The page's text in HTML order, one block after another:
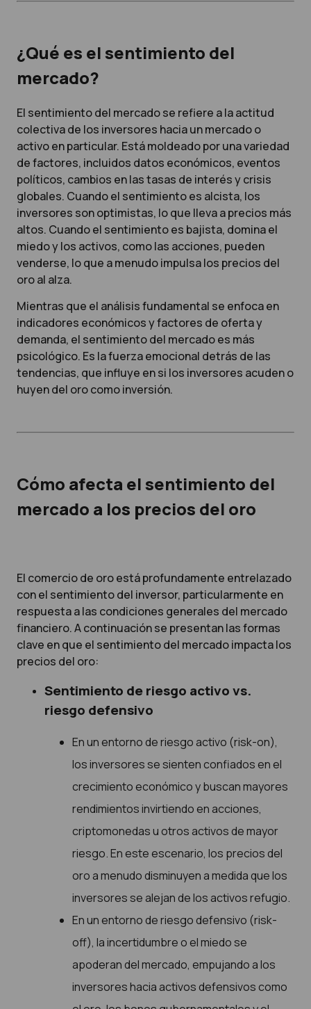
¿Qué es el sentimiento del
mercado?
El sentimiento del mercado se refiere a la actitud
colectiva de los inversores hacia un mercado o
activo en particular. Está moldeado por una variedad
de factores, incluidos datos económicos, eventos
políticos, cambios en las tasas de interés y crisis
globales. Cuando el sentimiento es alcista, los
inversores son optimistas, lo que lleva a precios más
altos. Cuando el sentimiento es bajista, domina el
miedo y los activos, como las acciones, pueden
venderse, lo que a menudo impulsa los precios del
oro al alza.
Mientras que el análisis fundamental se enfoca en
indicadores económicos y factores de oferta y
demanda, el sentimiento del mercado es más
psicológico. Es la fuerza emocional detrás de las
tendencias, que influye en si los inversores acuden o
huyen del oro como inversión.
Cómo afecta el sentimiento del
mercado a los precios del oro
El comercio de oro está profundamente entrelazado
con el sentimiento del inversor, particularmente en
respuesta a las condiciones generales del mercado
financiero. A continuación se presentan las formas
clave en que el sentimiento del mercado impacta los
precios del oro:
Sentimiento de riesgo activo vs.
riesgo defensivo
En un entorno de riesgo activo (risk-on),
los inversores se sienten confiados en el
crecimiento económico y buscan mayores
rendimientos invirtiendo en acciones,
criptomonedas u otros activos de mayor
riesgo. En este escenario, los precios del
oro a menudo disminuyen a medida que los
inversores se alejan de los activos refugio.
En un entorno de riesgo defensivo (risk-
off), la incertidumbre o el miedo se
apoderan del mercado, empujando a los
inversores hacia activos defensivos como